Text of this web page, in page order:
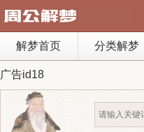
解梦首页 分类解梦
广告id18